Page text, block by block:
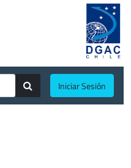
Iniciar Sesión